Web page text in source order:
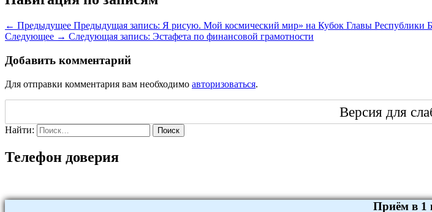
← Предыдущее Предыдущая запись: Я рисую. Мой космический мир» на Кубок Главы Республики
Следующее → Следующая запись: Эстафета по финансовой грамотности
Добавить комментарий
Для отправки комментария вам необходимо авторизоваться.
Версия для
Найти: Поиск
Телефон доверия
Приём в 1